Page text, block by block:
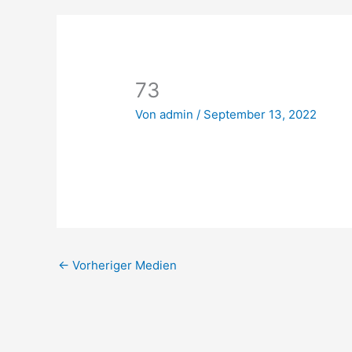
73
Vonadmin/ September 13, 2022
← Vorheriger Medien